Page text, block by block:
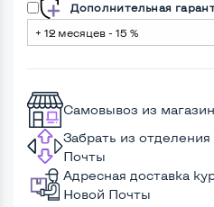
Дополнительная
Самовывоз из
Забрать из
Почты
Адресная доставка
Новой Почты